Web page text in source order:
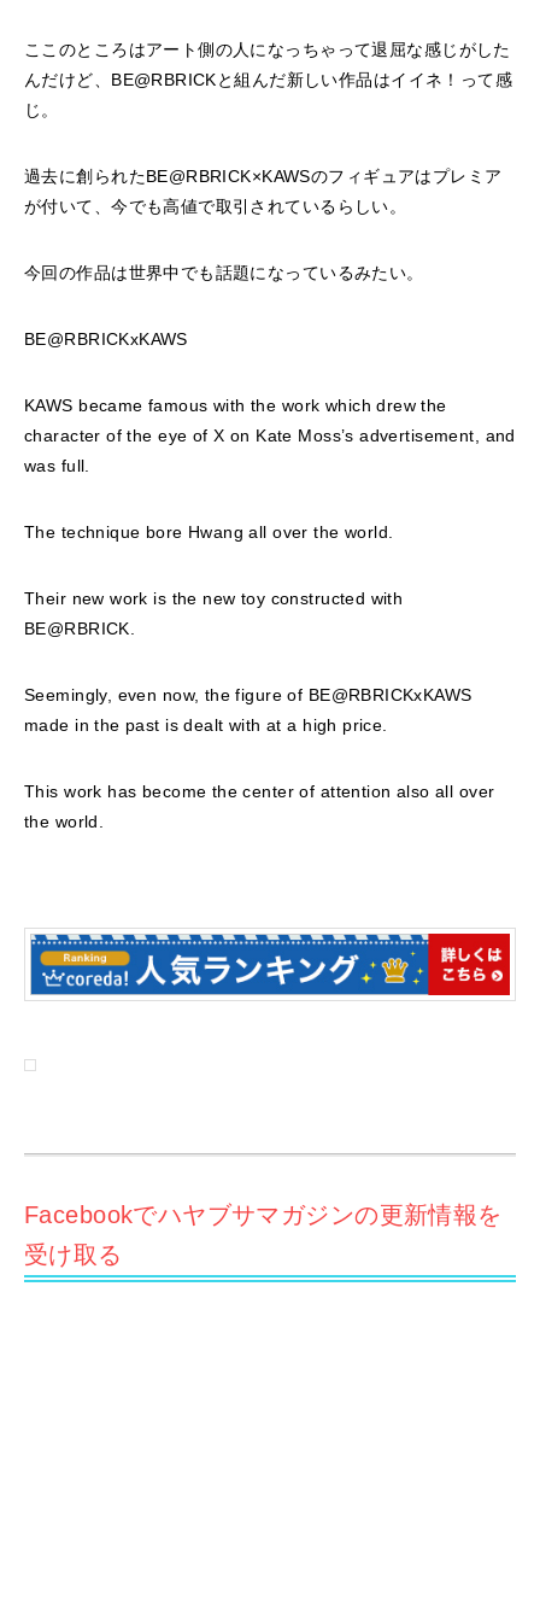
ここのところはアート側の人になっちゃって退屈な感じがした
んだけど、BE@RBRICKと組んだ新しい作品はイイネ！って感
じ。
過去に創られたBE@RBRICK×KAWSのフィギュアはプレミア
が付いて、今でも高値で取引されているらしい。
今回の作品は世界中でも話題になっているみたい。
BE@RBRICKxKAWS
KAWS became famous with the work which drew the
character of the eye of X on Kate Moss’s advertisement, and
was full.
The technique bore Hwang all over the world.
Their new work is the new toy constructed with
BE@RBRICK.
Seemingly, even now, the figure of BE@RBRICKxKAWS
made in the past is dealt with at a high price.
This work has become the center of attention also all over
the world.
Facebookでハヤブサマガジンの更新情報を
受け取る